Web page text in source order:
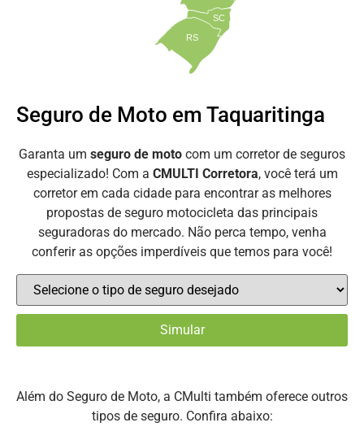
SC
RS
Seguro de Moto em Taquaritinga
Garanta um seguro de moto com um corretor de seguros
especializado! Com a CMULTI Corretora, você terá um
corretor em cada cidade para encontrar as melhores
propostas de seguro motocicleta das principais
seguradoras do mercado. Não perca tempo, venha
conferir as opções imperdíveis que temos para você!
Além do Seguro de Moto, a CMulti também oferece outros
tipos de seguro. Confira abaixo: